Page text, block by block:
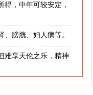
得，中年可较安定，
、膀胱、妇人病等。
难享天伦之乐，精神